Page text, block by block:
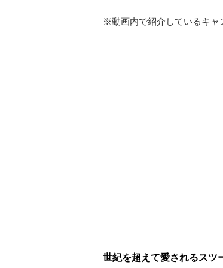
※動画内で紹介しているキャ
世紀を超えて愛されるスツ